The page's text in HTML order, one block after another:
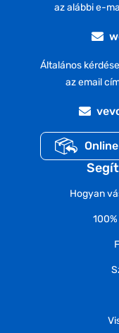
az alábbi e-
Általános
az email
Hogyan